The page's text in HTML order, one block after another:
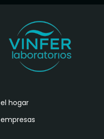
hogar